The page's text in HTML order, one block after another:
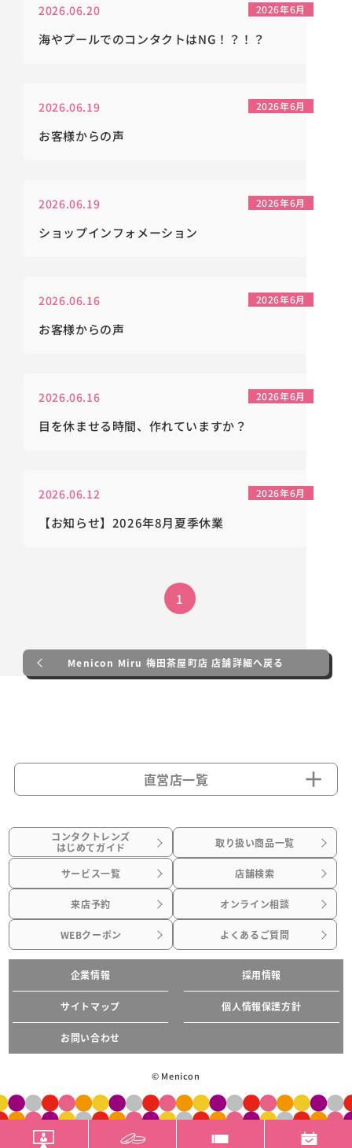
2026.06.20 2026年6月
海やプールでのコンタクトはNG！？！？
2026.06.19 2026年6月
お客様からの声
2026.06.19 2026年6月
ショップインフォメーション
2026.06.16 2026年6月
お客様からの声
2026.06.16 2026年6月
目を休ませる時間、作れていますか？
2026.06.12 2026年6月
【お知らせ】2026年8月夏季休業
1
Menicon Miru 梅田茶屋町店 店舗詳細へ戻る
直営店一覧
コンタクトレンズ
はじめてガイド 取り扱い商品一覧
サービス一覧 店舗検索
来店予約 オンライン相談
WEBクーポン よくあるご質問
企業情報 採用情報
サイトマップ 個人情報保護方針
お問い合わせ
© Menicon